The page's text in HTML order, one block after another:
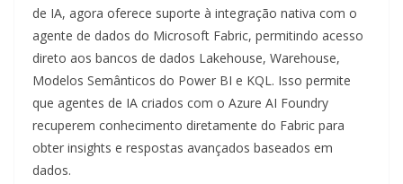
de IA, agora oferece suporte à integração nativa com o
agente de dados do Microsoft Fabric, permitindo acesso
direto aos bancos de dados Lakehouse, Warehouse,
Modelos Semânticos do Power BI e KQL. Isso permite
que agentes de IA criados com o Azure AI Foundry
recuperem conhecimento diretamente do Fabric para
obter insights e respostas avançados baseados em
dados.